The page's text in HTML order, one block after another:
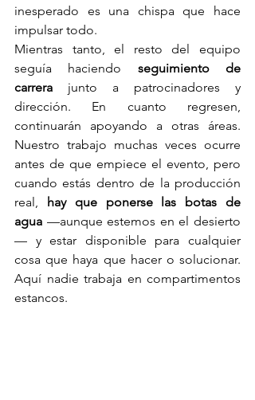
inesperado es una chispa que hace
impulsar todo.
Mientras tanto, el resto del equipo
seguía haciendo seguimiento de
carrera junto a patrocinadores y
dirección. En cuanto regresen,
continuarán apoyando a otras áreas.
Nuestro trabajo muchas veces ocurre
antes de que empiece el evento, pero
cuando estás dentro de la producción
real, hay que ponerse las botas de
agua —aunque estemos en el desierto
— y estar disponible para cualquier
cosa que haya que hacer o solucionar.
Aquí nadie trabaja en compartimentos
estancos.